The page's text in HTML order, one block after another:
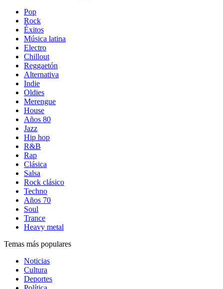
Pop
Rock
Éxitos
Música latina
Electro
Chillout
Reggaetón
Alternativa
Indie
Oldies
Merengue
House
Años 80
Jazz
Hip hop
R&B
Rap
Clásica
Salsa
Rock clásico
Techno
Años 70
Soul
Trance
Heavy metal
Temas más populares
Noticias
Cultura
Deportes